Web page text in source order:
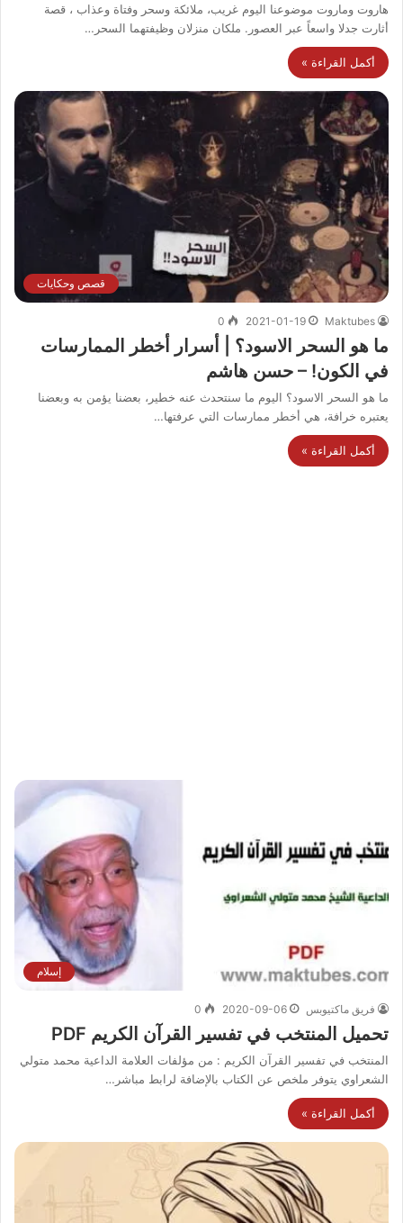
هاروت وماروت موضوعنا اليوم غريب، ملائكة وسحر وفتاة وعذاب ، قصة
أثارت جدلا واسعاً عبر العصور. ملكان منزلان وظيفتهما السحر…
أكمل القراءة »
قصص وحكايات
Maktubes
2021-01-19
0
ما هو السحر الاسود؟ | أسرار أخطر الممارسات
في الكون! – حسن هاشم
ما هو السحر الاسود؟ اليوم ما سنتحدث عنه خطير، بعضنا يؤمن به وبعضنا
يعتبره خرافة، هي أخطر ممارسات التي عرفتها…
أكمل القراءة »
إسلام
فريق ماكتيوبس 2020-09-06
0
تحميل المنتخب في تفسير القرآن الكريم PDF
المنتخب في تفسير القرآن الكريم : من مؤلفات العلامة الداعية محمد متولي
الشعراوي يتوفر ملخص عن الكتاب بالإضافة لرابط مباشر…
أكمل القراءة »